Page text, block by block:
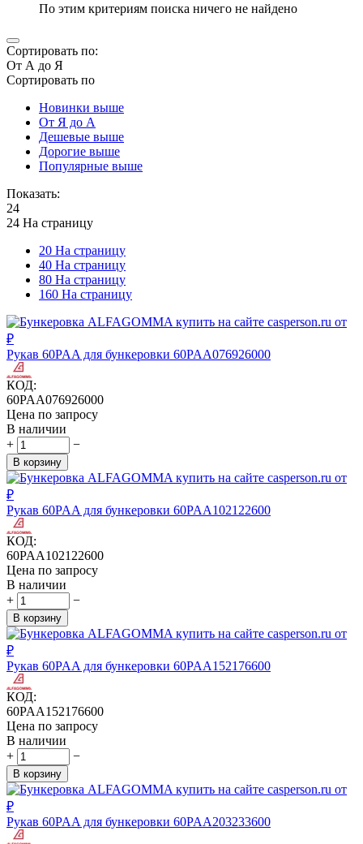
По этим критериям поиска ничего не найдено
Сортировать по:
От А до Я
Сортировать по
Новинки выше
От Я до А
Дешевые выше
Дорогие выше
Популярные выше
Показать:
24
24 На страницу
20 На страницу
40 На страницу
80 На страницу
160 На страницу
Рукав 60PAA для бункеровки 60PAA076926000
КОД:
60PAA076926000
Цена по запросу
В наличии
+
−
В корзину
Рукав 60PAA для бункеровки 60PAA102122600
КОД:
60PAA102122600
Цена по запросу
В наличии
+
−
В корзину
Рукав 60PAA для бункеровки 60PAA152176600
КОД:
60PAA152176600
Цена по запросу
В наличии
+
−
В корзину
Рукав 60PAA для бункеровки 60PAA203233600